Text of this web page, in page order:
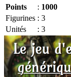
Points : 1000
Figurines : 3
Unités
: 3